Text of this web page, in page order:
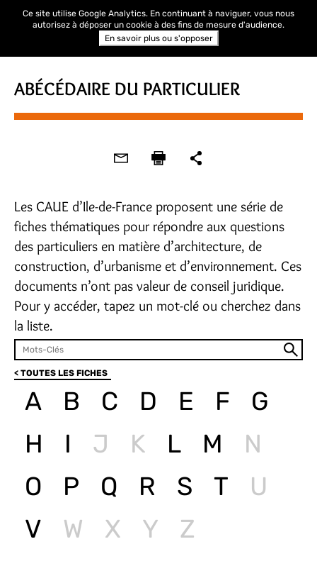
ABÉCÉDAIRE DU PARTICULIER
Les CAUE d’Ile-de-France proposent une série de
fiches thématiques pour répondre aux questions
des particuliers en matière d’architecture, de
construction, d’urbanisme et d’environnement. Ces
documents n’ont pas valeur de conseil juridique.
Pour y accéder, tapez un mot-clé ou cherchez dans
la liste.
< TOUTES LES FICHES
A B C D E F
G
H
I J K L M
N
O
P Q R S T
U
V
W X Y Z
Ce site utilise Google Analytics. En continuant à naviguer, vous nous
autorisez à déposer un cookie à des fins de mesure d'audience.
En savoir plus ou s'opposer